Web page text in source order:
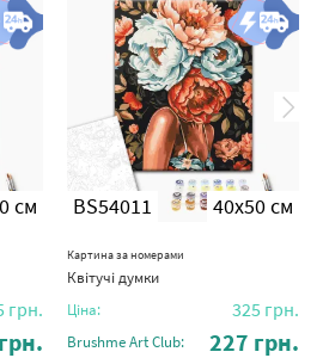
см
грн.
грн.
BS54011 40x50 см
Картина за номерами
Квітучі думки
Ціна: 325 грн.
Brushme Art Club: 227 грн.